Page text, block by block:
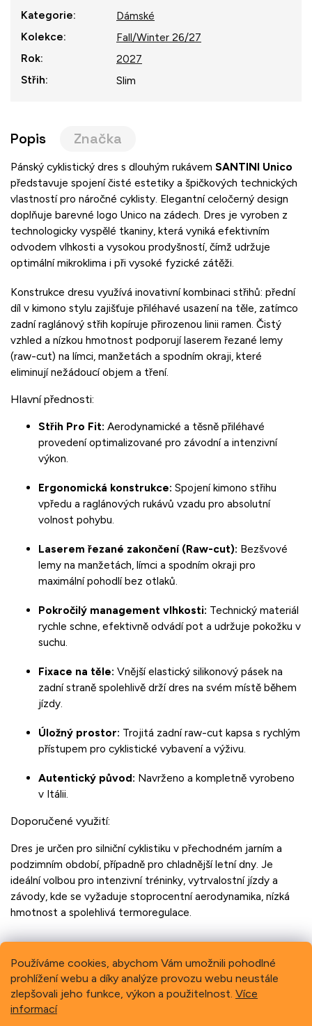
Používáme cookies, abychom Vám umožnili pohodlné
prohlížení webu a díky analýze provozu webu neustále
zlepšovali jeho funkce, výkon a použitelnost. Více
informací
Kategorie:
Dámské
Kolekce:
Fall/Winter 26/27
Rok:
2027
Střih: Slim
Popis Značka
Pánský cyklistický dres s dlouhým rukávem SANTINI Unico
představuje spojení čisté estetiky a špičkových technických
vlastností pro náročné cyklisty. Elegantní celočerný design
doplňuje barevné logo Unico na zádech. Dres je vyroben z
technologicky vyspělé tkaniny, která vyniká efektivním
odvodem vlhkosti a vysokou prodyšností, čímž udržuje
optimální mikroklima i při vysoké fyzické zátěži.
Konstrukce dresu využívá inovativní kombinaci střihů: přední
díl v kimono stylu zajišťuje přiléhavé usazení na těle, zatímco
zadní raglánový střih kopíruje přirozenou linii ramen. Čistý
vzhled a nízkou hmotnost podporují laserem řezané lemy
(raw-cut) na límci, manžetách a spodním okraji, které
eliminují nežádoucí objem a tření.
Hlavní přednosti:
Střih Pro Fit: Aerodynamické a těsně přiléhavé
provedení optimalizované pro závodní a intenzivní
výkon.
Ergonomická konstrukce: Spojení kimono střihu
vpředu a raglánových rukávů vzadu pro absolutní
volnost pohybu.
Laserem řezané zakončení (Raw-cut): Bezšvové
lemy na manžetách, límci a spodním okraji pro
maximální pohodlí bez otlaků.
Pokročilý management vlhkosti: Technický materiál
rychle schne, efektivně odvádí pot a udržuje pokožku v
suchu.
Fixace na těle: Vnější elastický silikonový pásek na
zadní straně spolehlivě drží dres na svém místě během
jízdy.
Úložný prostor: Trojitá zadní raw-cut kapsa s rychlým
přístupem pro cyklistické vybavení a výživu.
Autentický původ: Navrženo a kompletně vyrobeno
v Itálii.
Doporučené využití:
Dres je určen pro silniční cyklistiku v přechodném jarním a
podzimním období, případně pro chladnější letní dny. Je
ideální volbou pro intenzivní tréninky, vytrvalostní jízdy a
závody, kde se vyžaduje stoprocentní aerodynamika, nízká
hmotnost a spolehlivá termoregulace.
Previous